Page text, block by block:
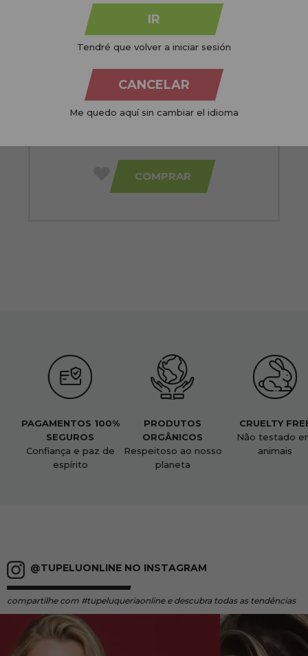
ENVIO GRÁTIS
Máquina de corte profissional sem fio
Captain Cook Thunder
PVR:
COMPRAR
PAGAMENTOS 100%
SEGUROS
Confiança e paz de
espírito
PRODUTOS
ORGÂNICOS
Respeitoso ao nosso
planeta
CRUELTY
Não testado
animais
@TUPELUONLINE NO INSTAGRAM
compartilhe com #tupeluqueriaonline e descubra todas as tendências
IR
Tendré que volver a iniciar sesión
CANCELAR
Me quedo aquí sin cambiar el idioma